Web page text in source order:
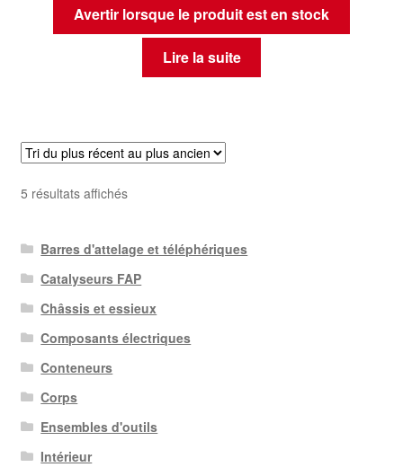
Avertir lorsque le produit est en stock
Lire la suite
5 résultats affichésTrié
récent
au
plus
ancien
Barres d'attelage et téléphériques
Catalyseurs FAP
Châssis et essieux
Composants électriques
Conteneurs
Corps
Ensembles d'outils
Intérieur